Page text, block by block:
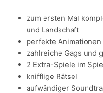
zum ersten Mal
und Landschaft
perfekte Animationen
zahlreiche Gags und
2 Extra-Spiele im
knifflige Rätsel
aufwändiger